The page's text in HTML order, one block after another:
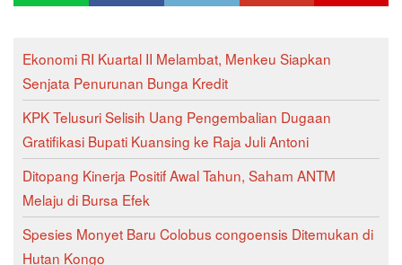
Ekonomi RI Kuartal II Melambat, Menkeu Siapkan
Senjata Penurunan Bunga Kredit
KPK Telusuri Selisih Uang Pengembalian Dugaan
Gratifikasi Bupati Kuansing ke Raja Juli Antoni
Ditopang Kinerja Positif Awal Tahun, Saham ANTM
Melaju di Bursa Efek
Spesies Monyet Baru Colobus congoensis Ditemukan di
Hutan Kongo